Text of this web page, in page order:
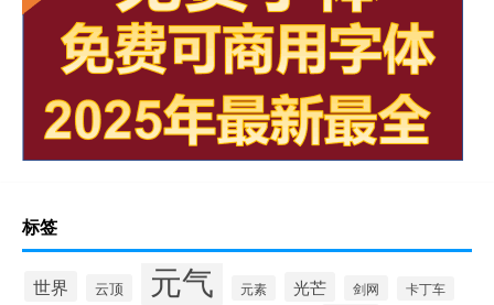
标签
世界 云顶 元气 元素 光芒 剑网 卡丁车